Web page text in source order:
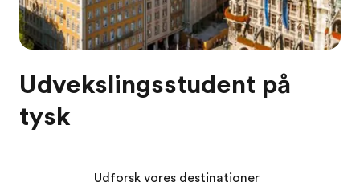
Udvekslingsstudent på
tysk
Udforsk vores destinationer